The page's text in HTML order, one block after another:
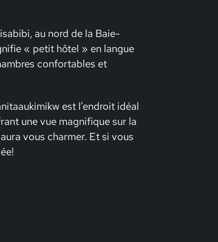
au nord de la Baie-
« petit hôtel » en langue
confortables et
est l’endroit idéal
une vue magnifique sur la
vous charmer. Et si vous